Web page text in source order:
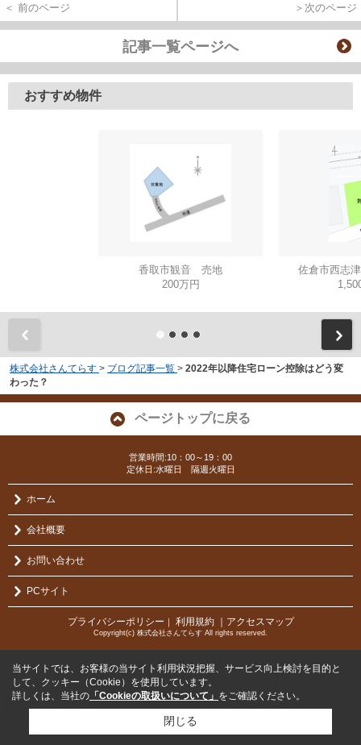
＜ 前のページ ＞次のページ
記事一覧ページへ
おすすめ物件
香取市観音 売地
200万円
佐倉市西志
株式会社さんてらす > ブログ記事一覧 > 2022年以降住宅ローン控除はどう変
わった？
ページトップに戻る
営業時間:10：00～19：00
定休日:水曜日 隔週火曜日
ホーム
会社概要
お問い合わせ
PCサイト
プライバシーポリシー ｜ 利用規約 ｜アクセスマップ
Copyright(c) 株式会社さんてらす All rights reserved.
当サイトでは、お客様の当サイト利用状況把握、サービス向上検討を目的と
して、クッキー（Cookie）を使用しています。
詳しくは、当社の 「Cookieの取扱いについて」 をご確認ください。
閉じる